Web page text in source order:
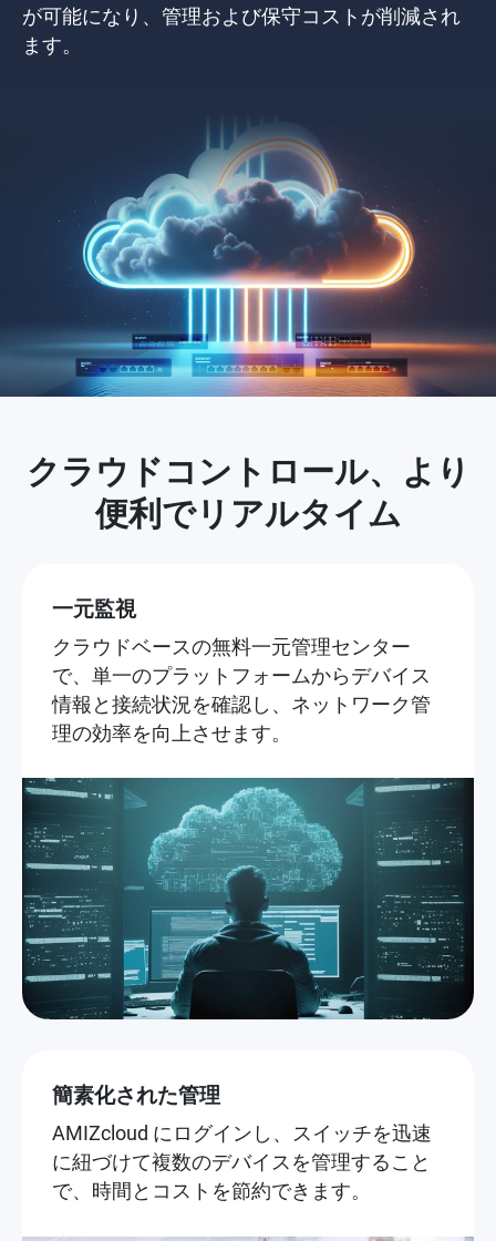
が可能になり、管理および保守コストが削減され
ます。
クラウドコントロール、より
便利でリアルタイム
一元監視
クラウドベースの無料一元管理センター
で、単一のプラットフォームからデバイス
情報と接続状況を確認し、ネットワーク管
理の効率を向上させます。
簡素化された管理
AMIZcloud にログインし、スイッチを迅速
に紐づけて複数のデバイスを管理すること
で、時間とコストを節約できます。